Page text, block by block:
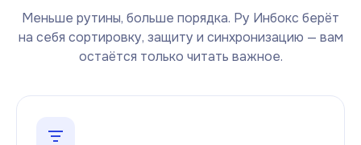
Меньше рутины, больше порядка. Ру Инбокс берёт
на себя сортировку, защиту и синхронизацию — вам
остаётся только читать важное.